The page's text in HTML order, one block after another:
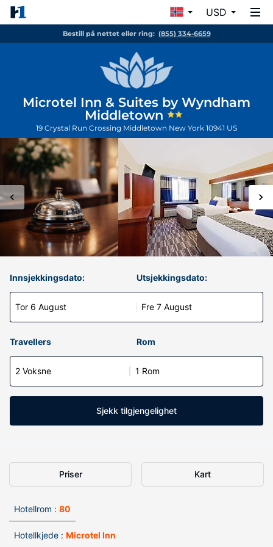
USD
Bestill på nettet eller ring: (855) 334-6659
Microtel Inn & Suites by Wyndham
Middletown
19 Crystal Run Crossing Middletown New York 10941 US
Innsjekkingsdato:
Tor 6 August
Utsjekkingsdato:
Fre 7 August
Travellers Rom
2 Voksne 1 Rom
Sjekk tilgjengelighet
Priser Kart
Hotellrom : 80
Hotellkjede : Microtel Inn